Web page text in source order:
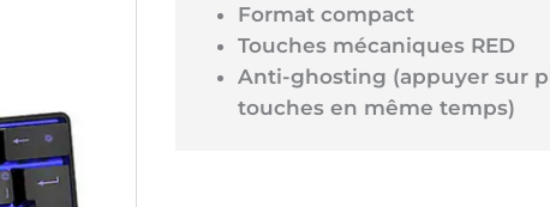
Format compact
Touches mécaniques RED
Anti-ghosting (appuyer sur
touches en même temps)